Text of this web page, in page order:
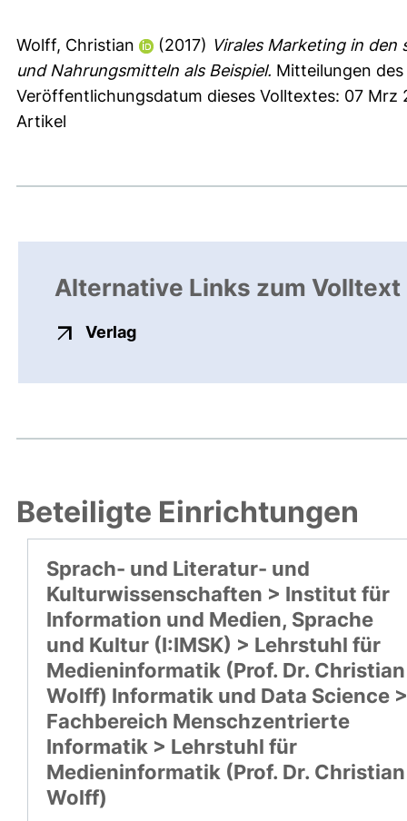
Wolff, Christian (2017) Virales Marketing in den
und Nahrungsmitteln als Beispiel. Mitteilungen des
Veröffentlichungsdatum dieses Volltextes: 07 Mrz
Artikel
Alternative Links zum Volltext
Verlagexterner Link, öffnet neues
Beteiligte Einrichtungen
Sprach- und Literatur- und
Kulturwissenschaften > Institut für
Information und Medien, Sprache
und Kultur (I:IMSK) > Lehrstuhl für
Medieninformatik (Prof. Dr. Christian
Wolff) Informatik und Data Science >
Fachbereich Menschzentrierte
Informatik > Lehrstuhl für
Medieninformatik (Prof. Dr. Christian
Wolff)